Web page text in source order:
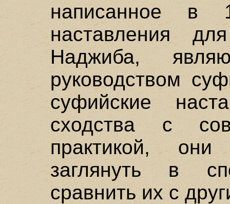
написанное в
наставления
Наджиба,
руководством
суфийские
сходства с
практикой,
заглянуть в
сравнить их с